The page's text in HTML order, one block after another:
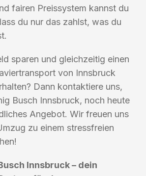
fairen Preissystem kannst du
du nur das zahlst, was du
sparen und gleichzeitig einen
von Innsbruck
Dann kontaktiere uns,
Busch Innsbruck, noch heute
Angebot. Wir freuen uns
zu einem stressfreien
Innsbruck – dein